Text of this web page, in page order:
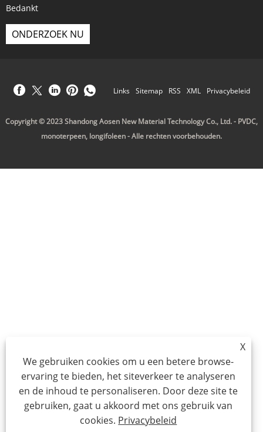
Bedankt
ONDERZOEK NU
Links Sitemap RSS XML Privacybeleid
Copyright © 2023 Shandong Aosen New Material Technology Co., Ltd. - PVDC,
monoterpeen, longifoleen - Alle rechten voorbehouden.
X
We gebruiken cookies om u een betere browse-
ervaring te bieden, het siteverkeer te analyseren
en de inhoud te personaliseren. Door deze site te
gebruiken, gaat u akkoord met ons gebruik van
cookies. Privacybeleid